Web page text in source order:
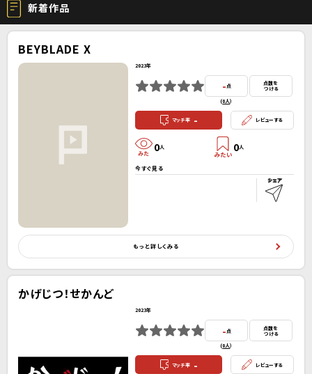
新着作品
BEYBLADE X
2023年
-点
(0人）
点数を
つける
マッチ率 - レビューする
0人 0人
今すぐ見る
もっと詳しくみる
かげじつ！せかんど
2023年
- 点
(0人）
点数を
つける
マッチ率 - レビューする